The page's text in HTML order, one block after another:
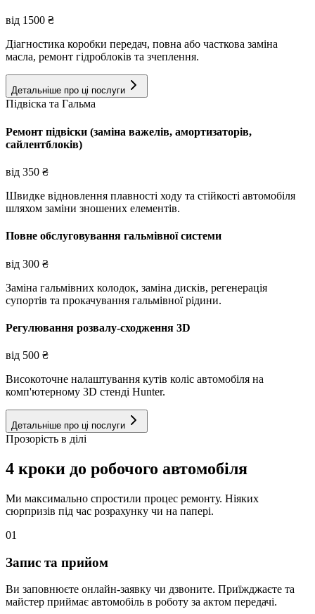
від 1500 ₴
Діагностика коробки передач, повна або часткова заміна
масла, ремонт гідроблоків та зчеплення.
Детальніше про ці послуги
Підвіска та Гальма
Ремонт підвіски (заміна важелів, амортизаторів,
сайлентблоків)
від 350 ₴
Швидке відновлення плавності ходу та стійкості автомобіля
шляхом заміни зношених елементів.
Повне обслуговування гальмівної системи
від 300 ₴
Заміна гальмівних колодок, заміна дисків, регенерація
супортів та прокачування гальмівної рідини.
Регулювання розвалу-сходження 3D
від 500 ₴
Високоточне налаштування кутів коліс автомобіля на
комп'ютерному 3D стенді Hunter.
Детальніше про ці послуги
Прозорість в ділі
4 кроки до робочого автомобіля
Ми максимально спростили процес ремонту. Ніяких
сюрпризів під час розрахунку чи на папері.
01
Запис та прийом
Ви заповнюєте онлайн-заявку чи дзвоните. Приїжджаєте та
майстер приймає автомобіль в роботу за актом передачі.